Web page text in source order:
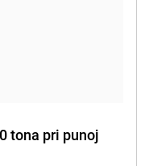
tona pri punoj